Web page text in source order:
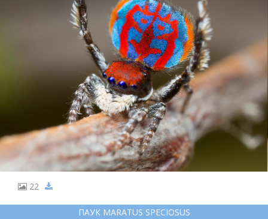
22
ПАУК MARATUS SPECIOSUS